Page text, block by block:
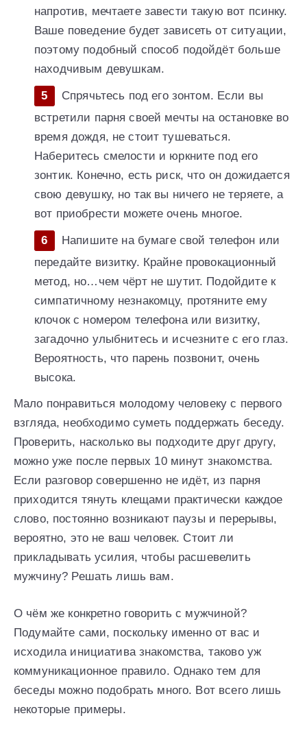
напротив, мечтаете завести такую вот псинку.
Ваше поведение будет зависеть от ситуации,
поэтому подобный способ подойдёт больше
находчивым девушкам.
Спрячьтесь под его зонтом. Если вы
встретили парня своей мечты на остановке во
время дождя, не стоит тушеваться.
Наберитесь смелости и юркните под его
зонтик. Конечно, есть риск, что он дожидается
свою девушку, но так вы ничего не теряете, а
вот приобрести можете очень многое.
Напишите на бумаге свой телефон или
передайте визитку. Крайне провокационный
метод, но…чем чёрт не шутит. Подойдите к
симпатичному незнакомцу, протяните ему
клочок с номером телефона или визитку,
загадочно улыбнитесь и исчезните с его глаз.
Вероятность, что парень позвонит, очень
высока.
Мало понравиться молодому человеку с первого
взгляда, необходимо суметь поддержать беседу.
Проверить, насколько вы подходите друг другу,
можно уже после первых 10 минут знакомства.
Если разговор совершенно не идёт, из парня
приходится тянуть клещами практически каждое
слово, постоянно возникают паузы и перерывы,
вероятно, это не ваш человек. Стоит ли
прикладывать усилия, чтобы расшевелить
мужчину? Решать лишь вам.
О чём же конкретно говорить с мужчиной?
Подумайте сами, поскольку именно от вас и
исходила инициатива знакомства, таково уж
коммуникационное правило. Однако тем для
беседы можно подобрать много. Вот всего лишь
некоторые примеры.